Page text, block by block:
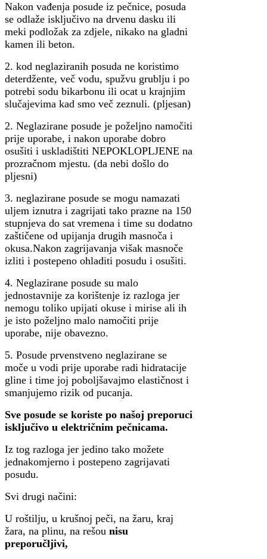
Nakon vađenja posude iz pečnice, posuda
se odlaže isključivo na drvenu dasku ili
meki podložak za zdjele, nikako na gladni
kamen ili beton.
2. kod neglaziranih posuda ne koristimo
deterdžente, več vodu, spužvu grublju i po
potrebi sodu bikarbonu ili ocat u krajnjim
slučajevima kad smo več zeznuli. (pljesan)
2. Neglazirane posude je poželjno namočiti
prije uporabe, i nakon uporabe dobro
osušiti i uskladištiti NEPOKLOPLJENE na
prozračnom mjestu. (da nebi došlo do
pljesni)
3. neglazirane posude se mogu namazati
uljem iznutra i zagrijati tako prazne na 150
stupnjeva do sat vremena i time su dodatno
zaštičene od upijanja drugih masnoča i
okusa.Nakon zagrijavanja višak masnoče
izliti i postepeno ohladiti posudu i osušiti.
4. Neglazirane posude su malo
jednostavnije za korištenje iz razloga jer
nemogu toliko upijati okuse i mirise ali ih
je isto poželjno malo namočiti prije
uporabe, nije obavezno.
5. Posude prvenstveno neglazirane se
moče u vodi prije uporabe radi hidratacije
gline i time joj poboljšavajmo elastičnost i
smanjujemo rizik od pucanja.
Sve posude se koriste po našoj preporuci
isključivo u električnim pečnicama.
Iz tog razloga jer jedino tako možete
jednakomjerno i postepeno zagrijavati
posudu.
Svi drugi načini:
U roštilju, u krušnoj peči, na žaru, kraj
žara, na plinu, na rešou nisu
preporučljivi,